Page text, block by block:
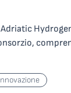
di 25 milioni di
per il